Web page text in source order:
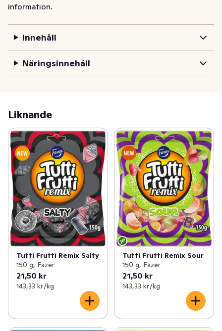
information.
Innehåll
Näringsinnehåll
Liknande
Tutti Frutti Remix Salty
150 g, Fazer
21,50 kr
143,33 kr /kg
Tutti Frutti Remix Sour
150 g, Fazer
21,50 kr
143,33 kr /kg